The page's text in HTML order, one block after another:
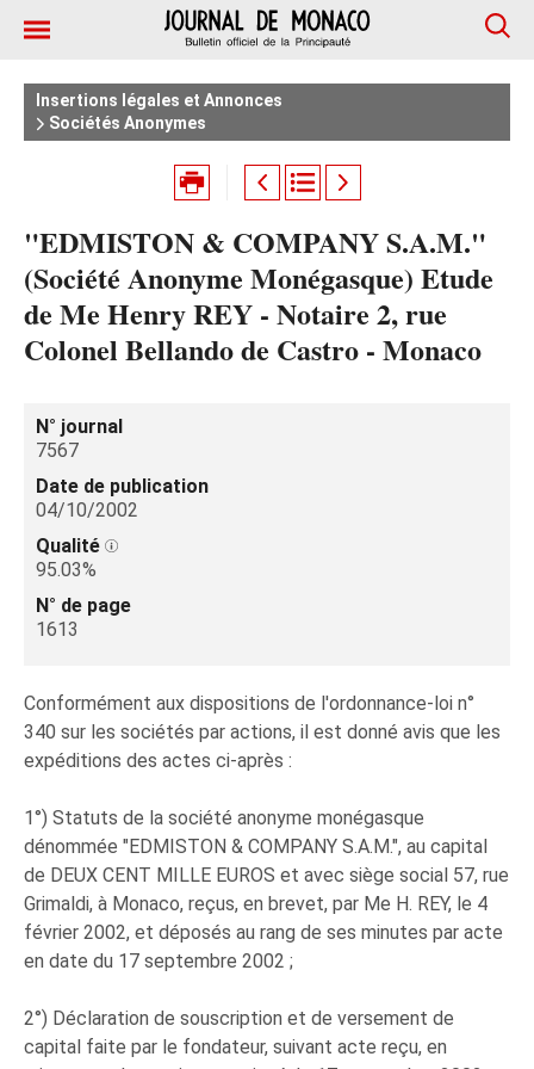
Insertions légales et Annonces
Sociétés Anonymes
"EDMISTON & COMPANY S.A.M."
(Société Anonyme Monégasque) Etude
de Me Henry REY - Notaire 2, rue
Colonel Bellando de Castro - Monaco
N° journal
7567
Date de publication
04/10/2002
Qualité
95.03%
N° de page
1613
Conformément aux dispositions de l'ordonnance-loi n°
340 sur les sociétés par actions, il est donné avis que les
expéditions des actes ci-après :
1°) Statuts de la société anonyme monégasque
dénommée "EDMISTON & COMPANY S.A.M.", au capital
de DEUX CENT MILLE EUROS et avec siège social 57, rue
Grimaldi, à Monaco, reçus, en brevet, par Me H. REY, le 4
février 2002, et déposés au rang de ses minutes par acte
en date du 17 septembre 2002 ;
2°) Déclaration de souscription et de versement de
capital faite par le fondateur, suivant acte reçu, en